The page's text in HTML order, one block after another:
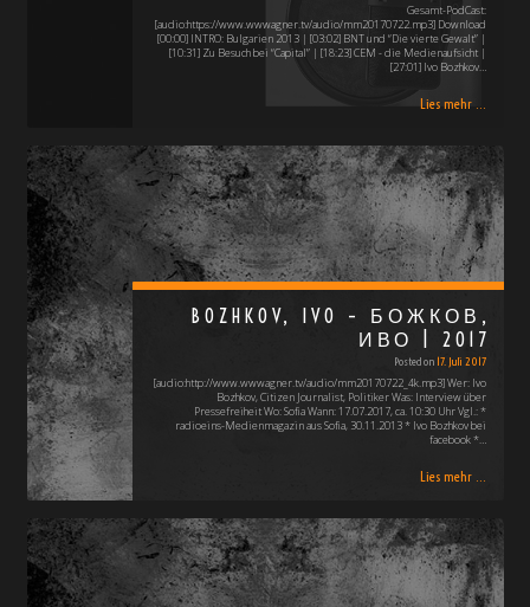
Gesamt-PodCast:
[audio:https://www.wwwagner.tv/audio/mm20170722.mp3] Download
[00:00] INTRO: Bulgarien 2013 | [03:02] BNT und “Die vierte Gewalt” |
[10:31] Zu Besuch bei “Capital” | [18:23] CEM - die Medienaufsicht |
[27:01] Ivo Bozhkov…
Lies mehr ...
BOZHKOV, IVO – БОЖКОВ,
ИВО | 2017
Posted on 17. Juli 2017
[audio:http://www.wwwagner.tv/audio/mm20170722_4k.mp3] Wer: Ivo
Bozhkov, Citizen Journalist, Politiker Was: Interview über
Pressefreiheit Wo: Sofia Wann: 17.07.2017, ca. 10:30 Uhr Vgl.: *
radioeins-Medienmagazin aus Sofia, 30.11.2013 * Ivo Bozhkov bei
facebook *…
Lies mehr ...